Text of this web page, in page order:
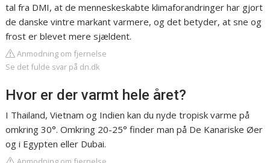
tal fra DMI, at de menneskeskabte klimaforandringer har gjort
de danske vintre markant varmere, og det betyder, at sne og
frost er blevet mere sjældent.
Anmodning om fjernelse
Se det fulde svar på dn.dk
Hvor er der varmt hele året?
I Thailand, Vietnam og Indien kan du nyde tropisk varme på
omkring 30°. Omkring 20-25° finder man på De Kanariske Øer
og i Egypten eller Dubai.